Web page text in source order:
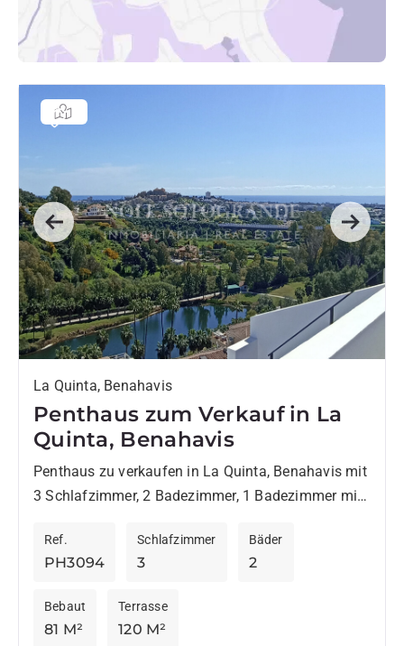
Previous Next
La Quinta, Benahavis
Penthaus zum Verkauf in La
Quinta, Benahavis
Penthaus zu verkaufen in La Quinta, Benahavis mit
3 Schlafzimmer, 2 Badezimmer, 1 Badezimmer mit
(gemeinschaftlich), garaje (abstellplatz)...
PH3094
Ref.
3
Schlafzimmer
2
Bäder
81 M²
Bebaut
120 M²
Terrasse